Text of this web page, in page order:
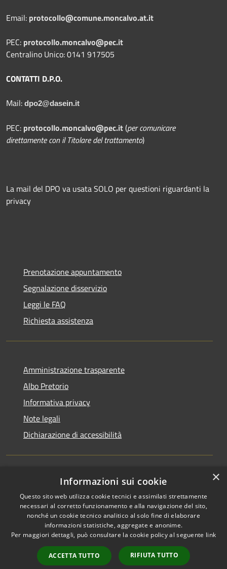
Email: protocollo@comune.moncalvo.at.it
PEC: protocollo.moncalvo@pec.it
Centralino Unico: 0141 917505
CONTATTI D.P.O.
Mail: dpo2@dasein.it
PEC: protocollo.moncalvo@pec.it(per comunicare
direttamente con il Titolare del trattamento)
La mail del DPO va usata SOLO per questioni riguardanti la
privacy
Prenotazione appuntamento
Segnalazione disservizio
Leggi le FAQ
Richiesta assistenza
Amministrazione trasparente
Albo Pretorio
Informativa privacy
Note legali
Dichiarazione di accessibilità
Accessibilità
Privacy
Mappa del sito
Comune convenzionato
Astigov
Progetto|Convenzione
Adesioni
•Accesso redazione
×
Informazioni sui cookie
Questo sito web utilizza cookie tecnici e assimilati strettamente
necessari al corretto funzionamento e alla navigazione del sito,
nonché un cookie tecnico analitico al solo fine di elaborare
informazioni statistiche, aggregate e anonime.
Per maggiori dettagli, può consultare la cookie policy al seguente link
ACCETTA TUTTO RIFIUTA TUTTO